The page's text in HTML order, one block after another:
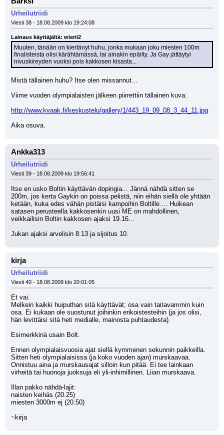
Urheilutriidi
Viesti 38 - 18.08.2009 klo 19:24:08
Lainaus käyttäjältä: wierii2
Muuten, tänään on kiertänyt huhu, jonka mukaan joku miesten 100m
finalisteista olisi kärähtämässä, tai ainakin epäilty. Ja Gay jättäytyi
nivuskireyden vuoksi pois kakkosen kisasta...
Mistä tällainen huhu? Itse olen missannut...
Viime vuoden olympialaisten jälkeen piirrettiin tällainen kuva:
http://www.kvaak.fi/keskustelu/gallery/1/443_19_09_08_3_44_11.jpg
Aika osuva.
Ankka313
Urheilutriidi
Viesti 39 - 18.08.2009 klo 19:56:41
Itse en usko Boltin käyttävän dopingia... Jännä nähdä sitten se
200m, jos kerta Gaykin on poissa pelistä, niin eihän siellä ole yhtään
ketään, kuka edes vähän pistäisi kampoihin Boltille.... Huikean
satasen perusteella kakkosenkin uusi ME on mahdollinen,
veikkailisin Boltin kakkosen ajaksi 19.16...
Jukan ajaksi arvelisin 8.13 ja sijoitus 10.
kirja
Urheilutriidi
Viesti 40 - 18.08.2009 klo 20:01:05
Et vai.
Melkein kaikki huiputhan sitä käyttävät; osa vain taitavammin kuin
osa. Ei kukaan ole suostunut joihinkin erikoistesteihin (ja jos olisi,
hän levittäisi sitä heti medialle, mainosta puhtaudesta).
Esimerkkinä usain Bolt.
Ennen olympialaisvuosia ajat siellä kymmenen sekunnin paikkeilla.
Sitten heti olympialaisissa (ja koko vuoden ajan) murskaavaa.
Onnistuu aina ja murskausajat silloin kun pitää. Ei tee lainkaan
virheitä tai huonoja juoksuja eli yli-inhimillinen. Liian murskaava.
Illan pakko nähdä-lajit:
naisten keihäs (20.25)
miesten 3000m ej (20.50)
~kirja